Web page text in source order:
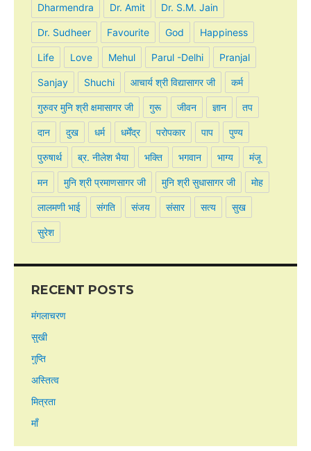
Dharmendra Dr. Amit Dr. S.M. Jain
Dr. Sudheer Favourite God Happiness
Life Love Mehul Parul -Delhi Pranjal
Sanjay Shuchi आचार्य श्री विद्यासागर जी कर्म
गुरुवर मुनि श्री क्षमासागर जी गुरू जीवन ज्ञान तप
दान दुख धर्म धर्मेंद्र परोपकार पाप पुण्य
पुरुषार्थ ब्र. नीलेश भैया भक्ति भगवान भाग्य मंजू
मन मुनि श्री प्रमाणसागर जी मुनि श्री सुधासागर जी मोह
लालमणी भाई संगति संजय संसार सत्य सुख
सुरेश
RECENT POSTS
मंगलाचरण
सुखी
गुप्ति
अस्तित्व
मित्रता
माँ